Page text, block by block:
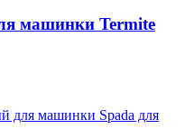
машинки Termite